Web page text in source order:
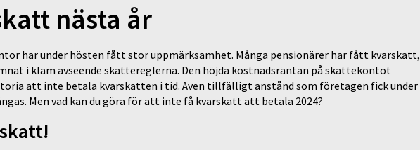
nästa år
har under hösten fått stor uppmärksamhet. Många pensionärer har fått kvarskatt,
i kläm avseende skattereglerna. Den höjda kostnadsräntan på skattekontot
att inte betala kvarskatten i tid. Även tillfälligt anstånd som företagen fick under
Men vad kan du göra för att inte få kvarskatt att betala 2024?